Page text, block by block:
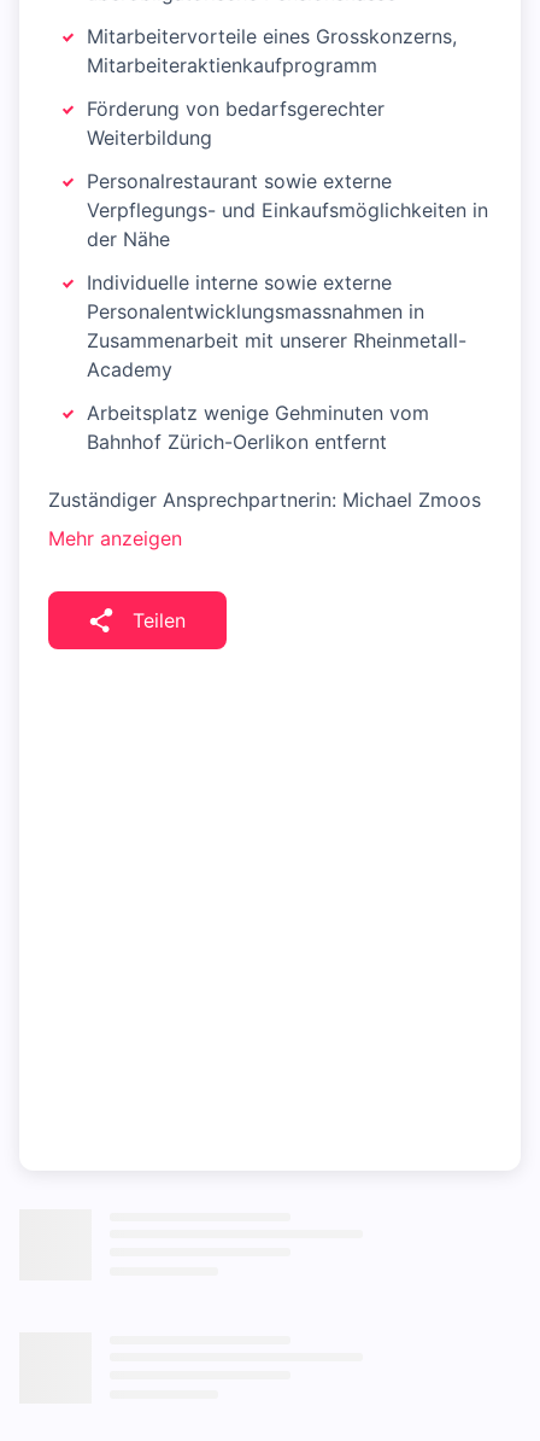
Mitarbeitervorteile eines Grosskonzerns,
Mitarbeiteraktienkaufprogramm
Förderung von bedarfsgerechter
Weiterbildung
Personalrestaurant sowie externe
Verpflegungs- und Einkaufsmöglichkeiten in
der Nähe
Individuelle interne sowie externe
Personalentwicklungsmassnahmen in
Zusammenarbeit mit unserer Rheinmetall-
Academy
Arbeitsplatz wenige Gehminuten vom
Bahnhof Zürich-Oerlikon entfernt
Zuständiger Ansprechpartnerin: Michael Zmoos
Mehr anzeigen
Teilen